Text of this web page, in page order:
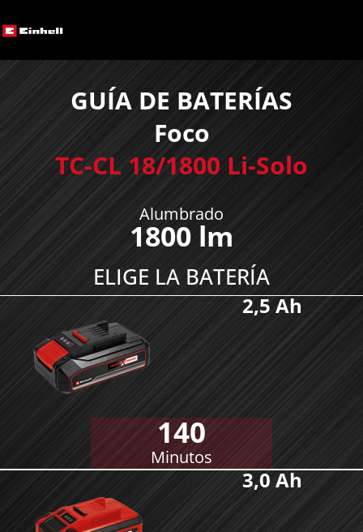
GUÍA DE BATERÍAS
Foco
TC-CL 18/1800 Li-Solo
Alumbrado
1800 lm
ELIGE LA BATERÍA
2,5 Ah
140
Minutos
3,0 Ah